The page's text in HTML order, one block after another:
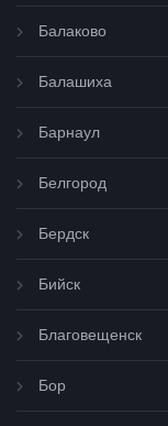
Балаково
Балашиха
Барнаул
Белгород
Бердск
Бийск
Благовещенск
Бор